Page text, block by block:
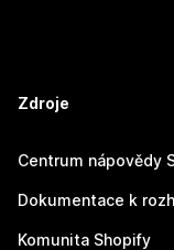
Zdroje
Centrum nápovědy
Dokumentace k
Komunita Shopify